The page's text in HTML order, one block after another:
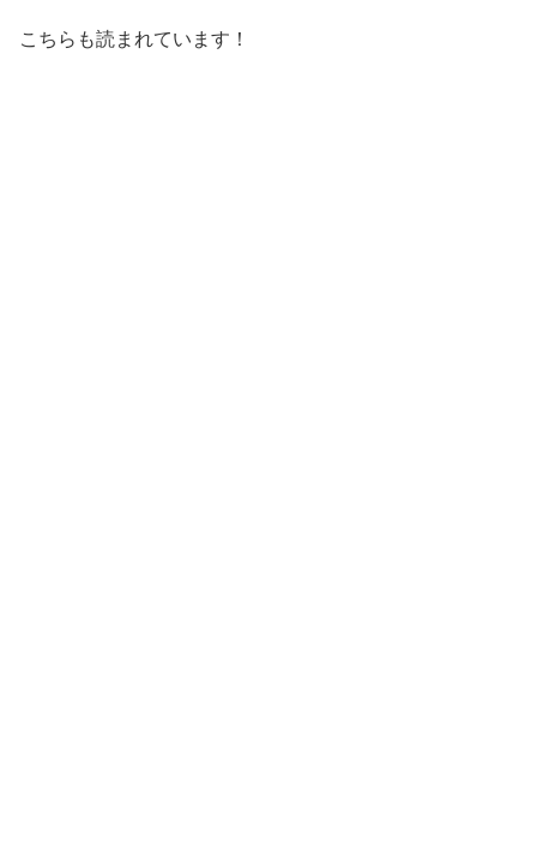
こちらも読まれています！